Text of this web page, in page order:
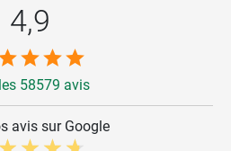
4,9
58579 avis
avis sur Google